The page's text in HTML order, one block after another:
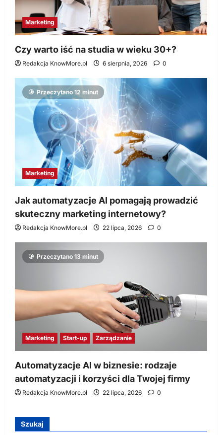
Marketing
Czy warto iść na studia w wieku 30+?
Redakcja KnowMore.pl 6 sierpnia, 2026 0
Przeczytano 12 minut
Marketing
Jak automatyzacje AI pomagają prowadzić
skuteczny marketing internetowy?
Redakcja KnowMore.pl 22 lipca, 2026 0
Przeczytano 13 minut
Marketing Start-up Zarządzanie
Automatyzacje AI w biznesie: rodzaje
automatyzacji i korzyści dla Twojej firmy
Redakcja KnowMore.pl 22 lipca, 2026 0
Szukaj